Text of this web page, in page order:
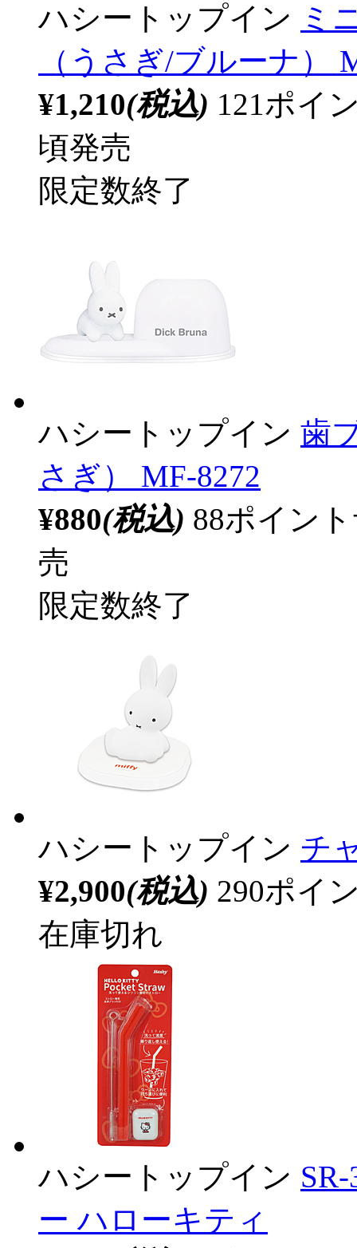
ハシートップイン ミ
（うさぎ/ブルーナ）
¥1,210(税込) 121ポイ
頃発売
限定数終了
ハシートップイン 歯
さぎ） MF-8272
¥880(税込) 88ポイン
売
限定数終了
ハシートップイン チ
¥2,900(税込) 290ポイ
在庫切れ
ハシートップイン
ー ハローキティ